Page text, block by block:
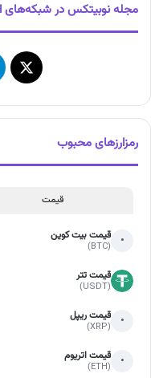
مجله نوبیتکس در شبکه‌های
X
رمزارزهای محبوب
قیمت
• قیمت بیت کوین
(BTC)
قیمت تتر
(USDT)
• قیمت ریپل
(XRP)
• قیمت اتریوم
(ETH)